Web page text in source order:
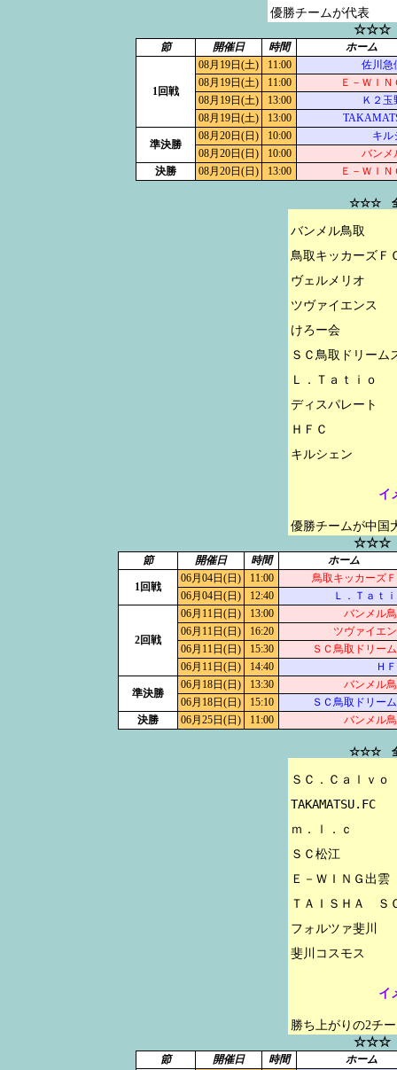
優勝チームが代表
☆☆☆
節 開催日 時間 ホーム
1回戦
08月19日(土) 11:00
佐川急
08月19日(土)
11:00
Ｅ－ＷＩＮ
08月19日(土)
13:00
Ｋ２玉
08月19日(土)
13:00
準決勝
08月20日(日) 10:00
キル
08月20日(日)
10:00
バンメ
決勝
08月20日(日) 13:00 Ｅ－ＷＩＮ
☆☆☆ 全
バンメル鳥取
鳥取キッカーズＦ
ヴェルメリオ
ツヴァイエンス
けろー会
ＳＣ鳥取ドリーム
Ｌ．Ｔａｔｉｏ
ディスパレート
ＨＦＣ
イ
優勝チームが中国
☆☆☆
節 開催日 時間 ホーム
1回戦
06月04日(日) 11:00
鳥取キッカーズ
06月04日(日)
12:40 Ｌ．Ｔａｔ
2回戦
06月11日(日) 13:00
バンメル
06月11日(日)
16:20
ツヴァイエ
06月11日(日)
15:30
ＳＣ鳥取ドリー
06月11日(日)
14:40 Ｈ
準決勝
06月18日(日) 13:30
バンメル
06月18日(日)
15:10
ＳＣ鳥取ドリー
決勝
06月25日(日) 11:00 バンメル
☆☆☆ 全
ＳＣ．Ｃａｌｖｏ
TAKAMATSU.FC
ｍ．ｌ．ｃ
ＳＣ松江
Ｅ－ＷＩＮＧ出雲
ＴＡＩＳＨＡ　Ｓ
フォルツァ斐川
イ
勝ち上がりの2チ
☆☆☆
節 開催日 時間 ホーム